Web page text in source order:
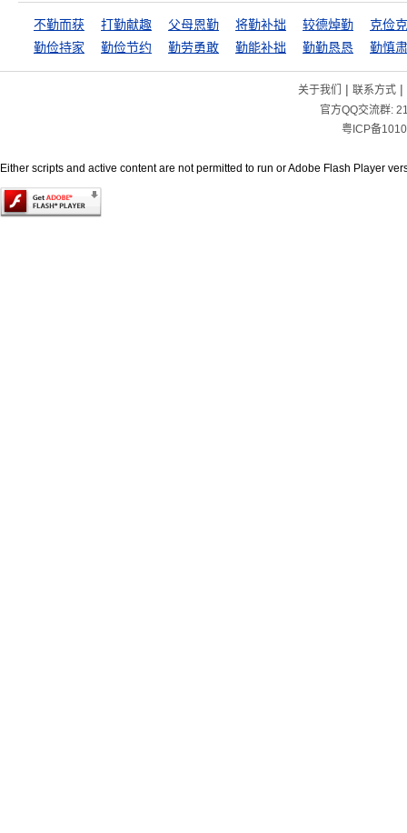
不勤而获 打勤献趣 父母恩勤 将勤补拙 较德焯勤
克俭
勤俭持家
勤俭节约 勤劳勇敢 勤能补拙 勤勤恳恳 勤慎
关于我们 | 联系方式|
官方QQ交流群:
粤ICP备
Either scripts and active content are not permitted to run or Adobe Flash Player